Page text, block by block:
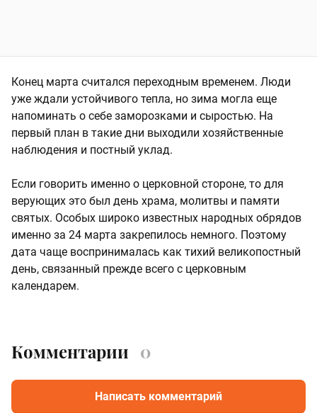
Конец марта считался переходным временем. Люди
уже ждали устойчивого тепла, но зима могла еще
напоминать о себе заморозками и сыростью. На
первый план в такие дни выходили хозяйственные
наблюдения и постный уклад.
Если говорить именно о церковной стороне, то для
верующих это был день храма, молитвы и памяти
святых. Особых широко известных народных обрядов
именно за 24 марта закрепилось немного. Поэтому
дата чаще воспринималась как тихий великопостный
день, связанный прежде всего с церковным
календарем.
Комментарии 0
Написать комментарий